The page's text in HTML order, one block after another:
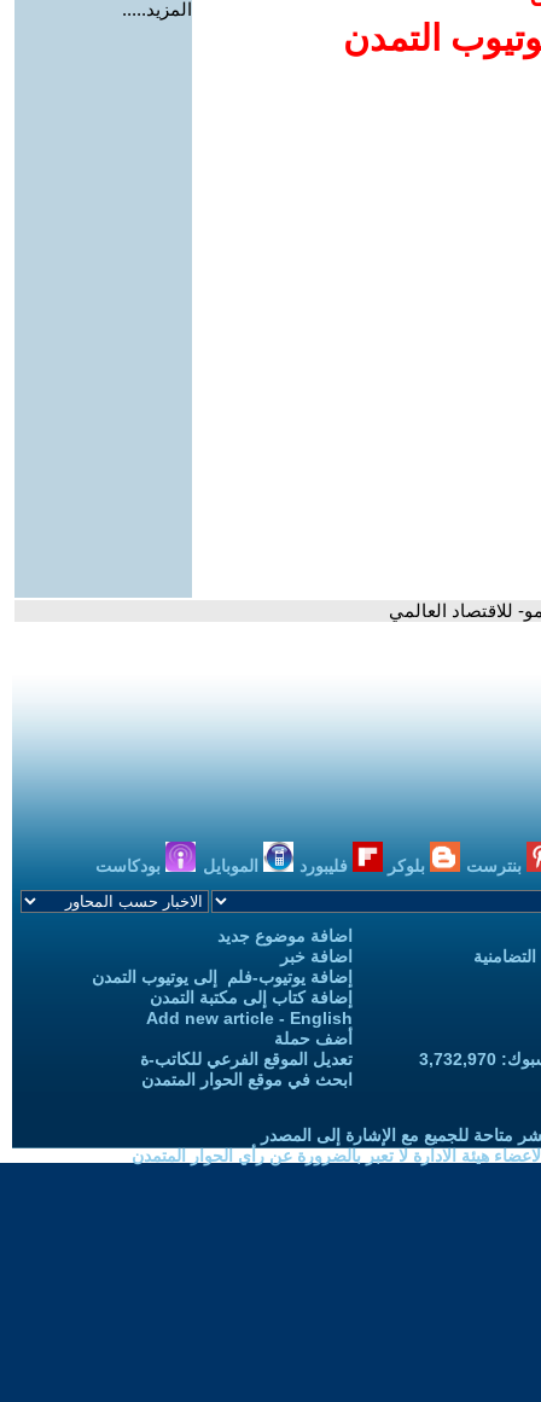
التمدن
المزيد.....
للاقتصاد العالمي
بنترست بلوكر فليبورد الموبايل بودكاست
اضافة موضوع جديد
اضافة خبر
إضافة يوتيوب-فلم إلى يوتيوب التمدن
إضافة كتاب إلى مكتبة التمدن
Add new article - English
أضف حملة
تعديل الموقع الفرعي للكاتب-ة
ابحث في موقع الحوار المتمدن
متاحة للجميع مع الإشارة إلى المصدر
هيئة الادارة لا تعبر بالضرورة عن رأي الحوار المتمدن